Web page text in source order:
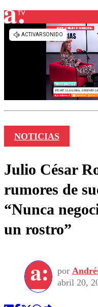
NOTICIAS
Julio César
rumores de
“Nunca
un rostro”
por
abril 20,